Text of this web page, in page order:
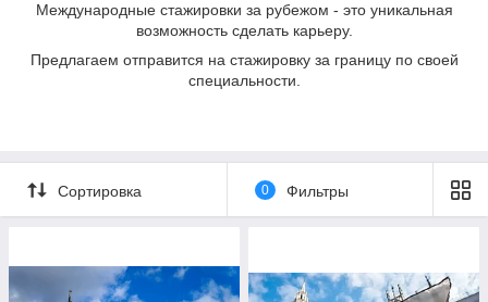
Международные стажировки за рубежом - это уникальная
возможность сделать карьеру.
Предлагаем отправится на стажировку за границу по своей
специальности.
Сортировка 0 Фильтры